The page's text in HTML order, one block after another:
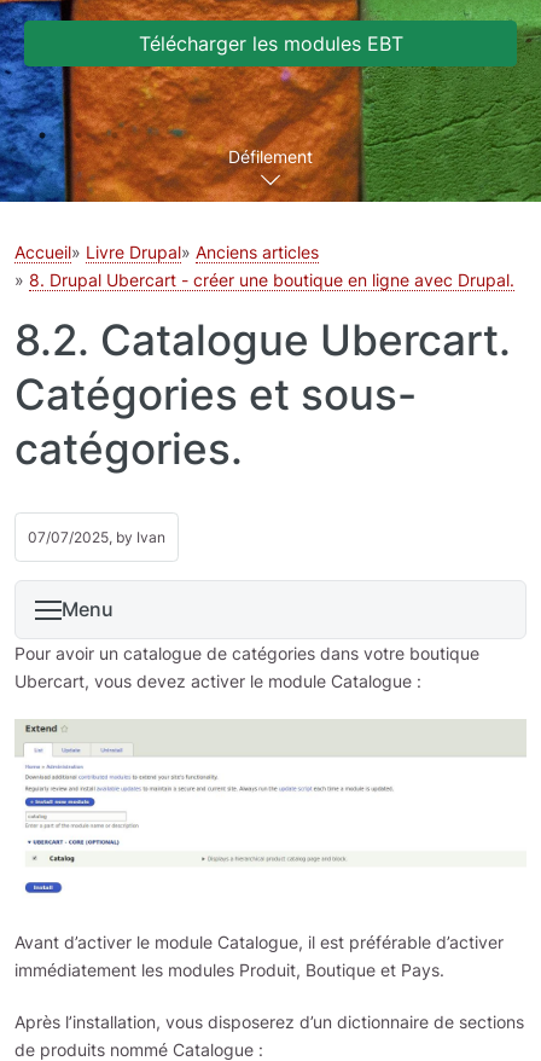
Télécharger les modules EBT
Défilement
Accueil Livre Drupal
Anciens articles
8. Drupal Ubercart - créer une boutique en ligne avec Drupal.
8.2. Catalogue Ubercart.
Catégories et sous-
catégories.
07/07/2025, by Ivan
Menu
Pour avoir un catalogue de catégories dans votre boutique
Ubercart, vous devez activer le module Catalogue :
Avant d’activer le module Catalogue, il est préférable d’activer
immédiatement les modules Produit, Boutique et Pays.
Après l’installation, vous disposerez d’un dictionnaire de sections
de produits nommé Catalogue :